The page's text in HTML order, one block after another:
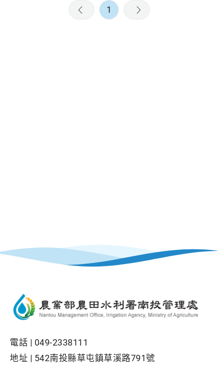
1
電話 | 049-2338111
地址 | 542南投縣草屯鎮草溪路791號